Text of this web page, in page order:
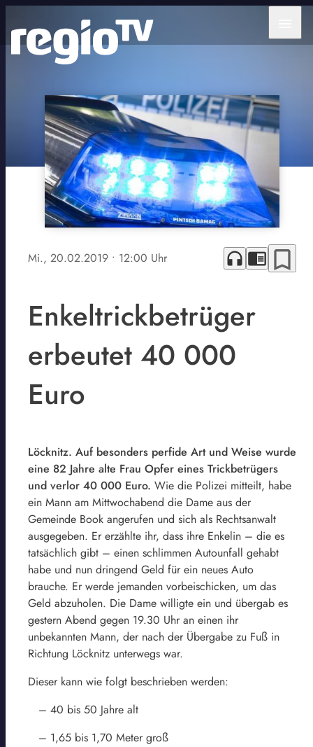
Mi., 20.02.2019 • 12:00 Uhr headphones chrome_reader_mode bookmark_border
Enkeltrickbetrüger
erbeutet 40 000
Euro
Löcknitz. Auf besonders perfide Art und Weise wurde
eine 82 Jahre alte Frau Opfer eines Trickbetrügers
und verlor 40 000 Euro. Wie die Polizei mitteilt, habe
ein Mann am Mittwochabend die Dame aus der
Gemeinde Book angerufen und sich als Rechtsanwalt
ausgegeben. Er erzählte ihr, dass ihre Enkelin – die es
tatsächlich gibt – einen schlimmen Autounfall gehabt
habe und nun dringend Geld für ein neues Auto
brauche. Er werde jemanden vorbeischicken, um das
Geld abzuholen. Die Dame willigte ein und übergab es
gestern Abend gegen 19.30 Uhr an einen ihr
unbekannten Mann, der nach der Übergabe zu Fuß in
Richtung Löcknitz unterwegs war.
Dieser kann wie folgt beschrieben werden:
– 40 bis 50 Jahre alt
– 1,65 bis 1,70 Meter groß